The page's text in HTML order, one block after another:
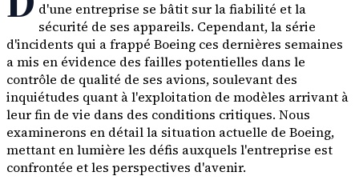
d'une entreprise se bâtit sur la fiabilité et la
sécurité de ses appareils. Cependant, la série
d'incidents qui a frappé Boeing ces dernières semaines
a mis en évidence des failles potentielles dans le
contrôle de qualité de ses avions, soulevant des
inquiétudes quant à l'exploitation de modèles arrivant à
leur fin de vie dans des conditions critiques. Nous
examinerons en détail la situation actuelle de Boeing,
mettant en lumière les défis auxquels l'entreprise est
confrontée et les perspectives d'avenir.